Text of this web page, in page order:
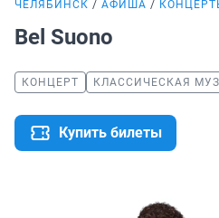
ЧЕЛЯБИНСК АФИША
Bel Suono
КОНЦЕРТ КЛАССИЧЕСКАЯ
Купить билеты